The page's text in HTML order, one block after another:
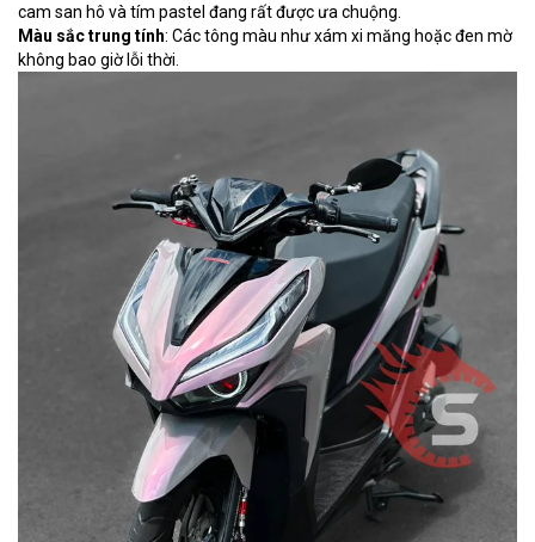
cam san hô và tím pastel đang rất được ưa chuộng.
Màu sắc trung tính: Các tông màu như xám xi măng hoặc đen mờ
không bao giờ lỗi thời.